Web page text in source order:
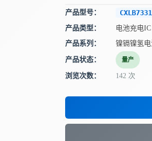
产品型号：
产品类型：
电池充电IC
产品系列：
镍镉镍氢
产品状态： 量产
浏览次数： 142 次